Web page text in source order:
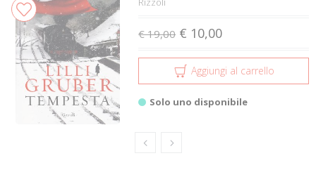
€ 19,00 € 10,00
Aggiungi al carrello
Solo uno disponibile